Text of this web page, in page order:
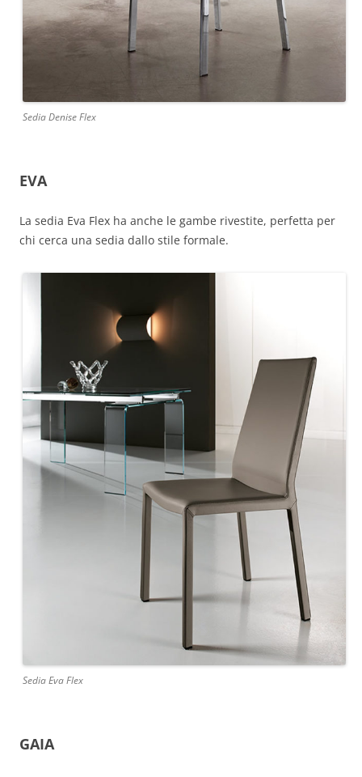
Sedia Denise Flex
EVA
La sedia Eva Flex ha anche le gambe rivestite, perfetta per
chi cerca una sedia dallo stile formale.
Sedia Eva Flex
GAIA